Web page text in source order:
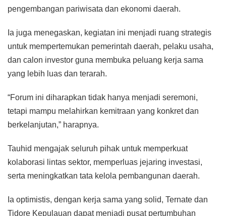
pengembangan pariwisata dan ekonomi daerah.
Ia juga menegaskan, kegiatan ini menjadi ruang strategis
untuk mempertemukan pemerintah daerah, pelaku usaha,
dan calon investor guna membuka peluang kerja sama
yang lebih luas dan terarah.
“Forum ini diharapkan tidak hanya menjadi seremoni,
tetapi mampu melahirkan kemitraan yang konkret dan
berkelanjutan,” harapnya.
Tauhid mengajak seluruh pihak untuk memperkuat
kolaborasi lintas sektor, memperluas jejaring investasi,
serta meningkatkan tata kelola pembangunan daerah.
Ia optimistis, dengan kerja sama yang solid, Ternate dan
Tidore Kepulauan dapat menjadi pusat pertumbuhan